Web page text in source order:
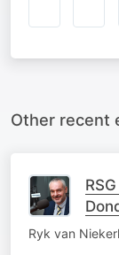
Other recent
Ryk van